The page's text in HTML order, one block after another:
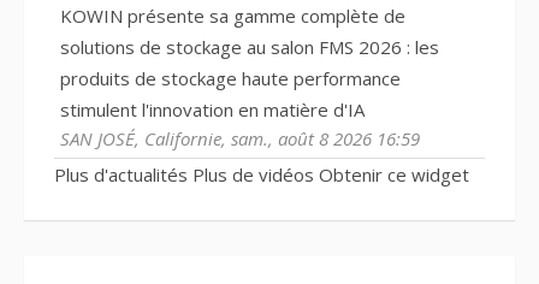
KOWIN présente sa gamme complète de
solutions de stockage au salon FMS 2026 : les
produits de stockage haute performance
stimulent l'innovation en matière d'IA
SAN JOSÉ, Californie, sam., août 8 2026 16:59
Plus d'actualités Plus de vidéos Obtenir ce widget